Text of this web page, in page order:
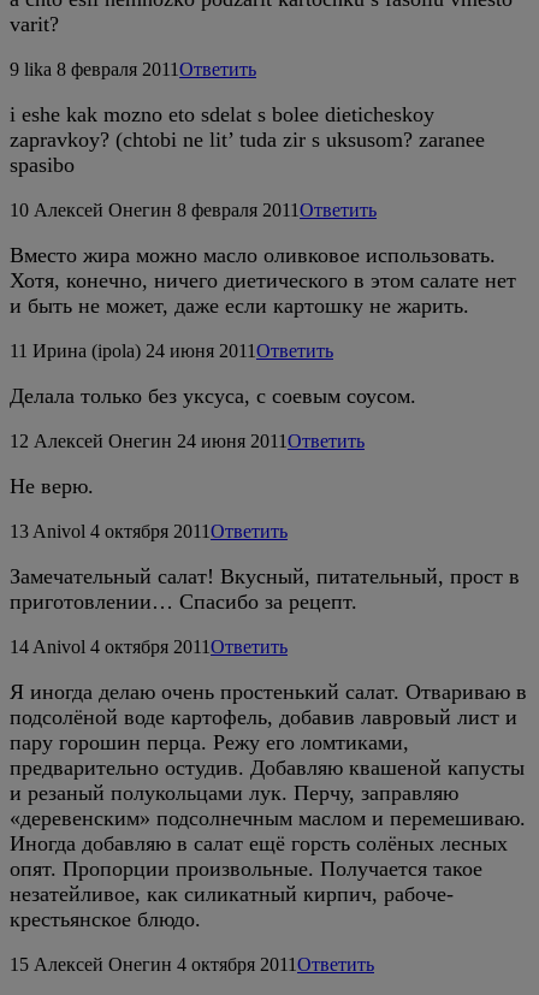
varit?
9 lika 8 февраля 2011Ответить
i eshe kak mozno eto sdelat s bolee dieticheskoy
zapravkoy? (chtobi ne lit’ tuda zir s uksusom? zaranee
spasibo
10 Алексей Онегин 8 февраля 2011Ответить
Вместо жира можно масло оливковое использовать.
Хотя, конечно, ничего диетического в этом салате нет
и быть не может, даже если картошку не жарить.
11 Ирина (ipola) 24 июня 2011Ответить
Делала только без уксуса, с соевым соусом.
12 Алексей Онегин 24 июня 2011Ответить
Не верю.
13 Anivol 4 октября 2011Ответить
Замечательный салат! Вкусный, питательный, прост в
приготовлении… Спасибо за рецепт.
14 Anivol 4 октября 2011Ответить
Я иногда делаю очень простенький салат. Отвариваю в
подсолёной воде картофель, добавив лавровый лист и
пару горошин перца. Режу его ломтиками,
предварительно остудив. Добавляю квашеной капусты
и резаный полукольцами лук. Перчу, заправляю
«деревенским» подсолнечным маслом и перемешиваю.
Иногда добавляю в салат ещё горсть солёных лесных
опят. Пропорции произвольные. Получается такое
незатейливое, как силикатный кирпич, рабоче-
крестьянское блюдо.
15 Алексей Онегин 4 октября 2011Ответить